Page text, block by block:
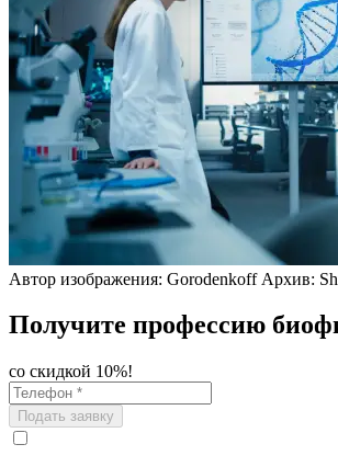
Автор изображения: Gorodenkoff Архив:
Получите профессию
со скидкой 10%!
Подать заявку